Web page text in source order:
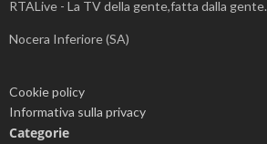
RTALive - La TV della gente,fatta dalla gente.
Nocera Inferiore (SA)
Cookie policy
Informativa sulla privacy
Categorie